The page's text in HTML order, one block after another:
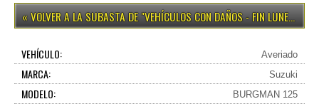
VEHÍCULOS CON DAÑOS - FIN LUNES 15H
VEHÍCULO: Averiado
MARCA: Suzuki
MODELO: BURGMAN 125